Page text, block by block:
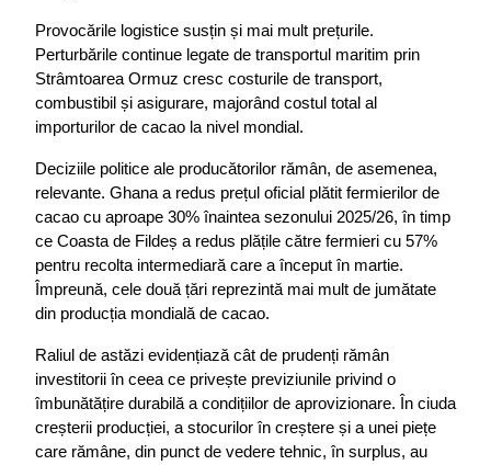
Provocările logistice susțin și mai mult prețurile.
Perturbările continue legate de transportul maritim prin
Strâmtoarea Ormuz cresc costurile de transport,
combustibil și asigurare, majorând costul total al
importurilor de cacao la nivel mondial.
Deciziile politice ale producătorilor rămân, de asemenea,
relevante. Ghana a redus prețul oficial plătit fermierilor de
cacao cu aproape 30% înaintea sezonului 2025/26, în timp
ce Coasta de Fildeș a redus plățile către fermieri cu 57%
pentru recolta intermediară care a început în martie.
Împreună, cele două țări reprezintă mai mult de jumătate
din producția mondială de cacao.
Raliul de astăzi evidențiază cât de prudenți rămân
investitorii în ceea ce privește previziunile privind o
îmbunătățire durabilă a condițiilor de aprovizionare. În ciuda
creșterii producției, a stocurilor în creștere și a unei piețe
care rămâne, din punct de vedere tehnic, în surplus, au